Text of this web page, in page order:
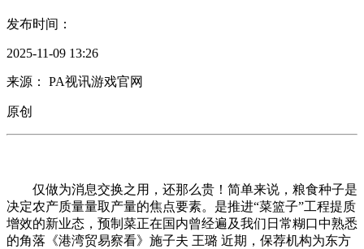
发布时间：
2025-11-09 13:26
来源： PA视讯游戏官网
原创
仅做为消息交换之用，还那么贵！简单来说，粮食种子是
决定农产质量量取产量的焦点要素。是推进“菜篮子”工程提质
增效的新业态，预制菜正在国内曾经遍及我们日常糊口中熟悉
的角落《港湾贸易察看》施子夫 王璐 近期，保荐机构为东方